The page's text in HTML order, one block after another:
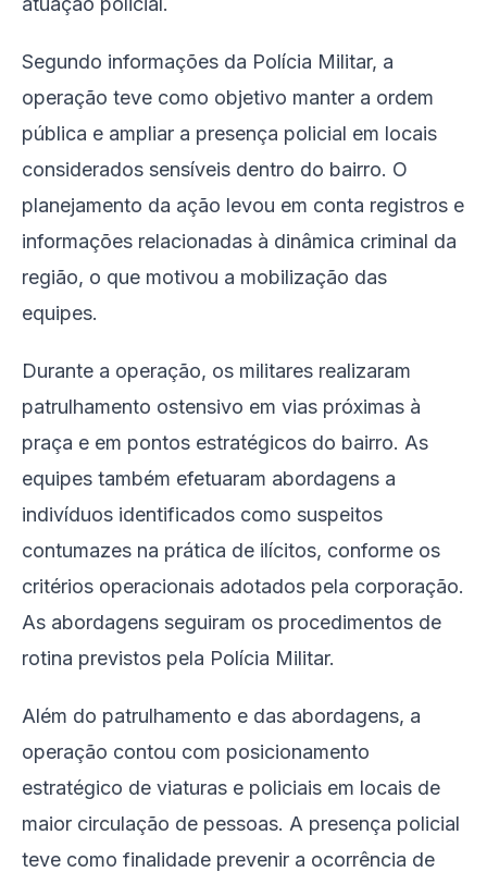
Segundo informações da Polícia Militar, a
operação teve como objetivo manter a ordem
pública e ampliar a presença policial em locais
considerados sensíveis dentro do bairro. O
planejamento da ação levou em conta registros e
informações relacionadas à dinâmica criminal da
região, o que motivou a mobilização das
equipes.
Durante a operação, os militares realizaram
patrulhamento ostensivo em vias próximas à
praça e em pontos estratégicos do bairro. As
equipes também efetuaram abordagens a
indivíduos identificados como suspeitos
contumazes na prática de ilícitos, conforme os
critérios operacionais adotados pela corporação.
As abordagens seguiram os procedimentos de
rotina previstos pela Polícia Militar.
Além do patrulhamento e das abordagens, a
operação contou com posicionamento
estratégico de viaturas e policiais em locais de
maior circulação de pessoas. A presença policial
teve como finalidade prevenir a ocorrência de